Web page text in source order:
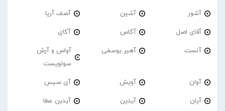
آشور آشین آصف آریا
آقای اصل آکاس آکای
آنست آهیر یوسفی
آواس و آرش
سولویست
آوان آویش آی سیس
آیان آیدین آیدین عطا